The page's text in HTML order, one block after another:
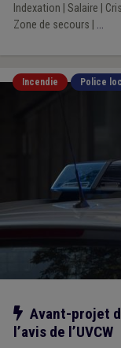
majorité des
Indexation Salaire
Zone de secours
...
Incendie Police
Notre action
Avant-projet
l’avis de l’UVCW